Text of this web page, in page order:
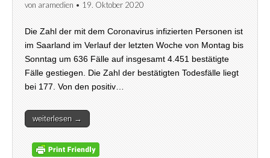
von aramedien • 19. Oktober 2020
Die Zahl der mit dem Coronavirus infizierten Personen ist
im Saarland im Verlauf der letzten Woche von Montag bis
Sonntag um 636 Fälle auf insgesamt 4.451 bestätigte
Fälle gestiegen. Die Zahl der bestätigten Todesfälle liegt
bei 177. Von den positiv…
weiterlesen →